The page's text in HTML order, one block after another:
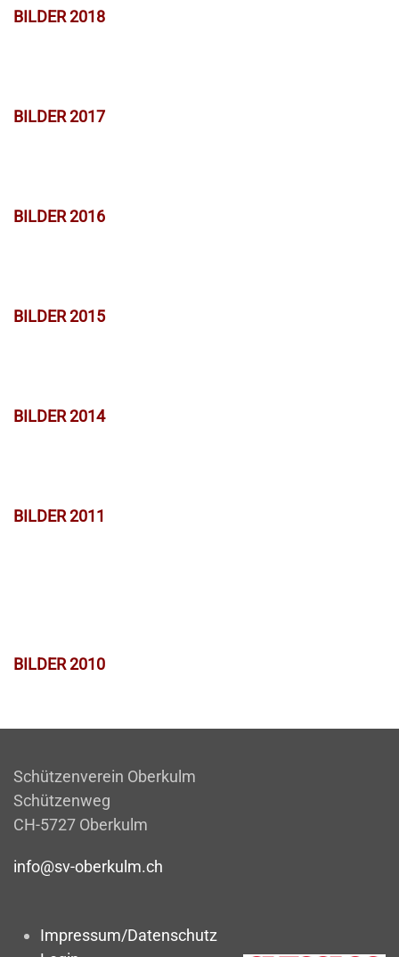
BILDER 2018
BILDER 2017
BILDER 2016
BILDER 2015
BILDER 2014
BILDER 2011
BILDER 2010
Schützenverein Oberkulm
Schützenweg
CH-5727 Oberkulm
info@sv-oberkulm.ch
Impressum/Datenschutz